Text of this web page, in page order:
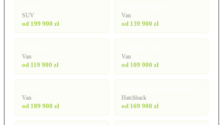
SUV
od 199 900 zł
Van
od 139 900 zł
Van
od 119 900 zł
Van
od 109 900 zł
Van
od 189 900 zł
Hatchback
od 169 900 zł